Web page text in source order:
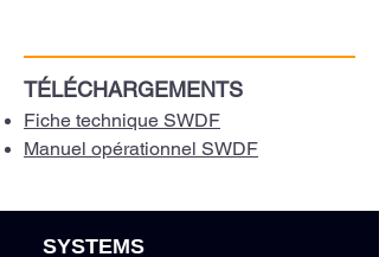
TÉLÉCHARGEMENTS
Fiche technique SWDF
Manuel opérationnel SWDF
SYSTEMS